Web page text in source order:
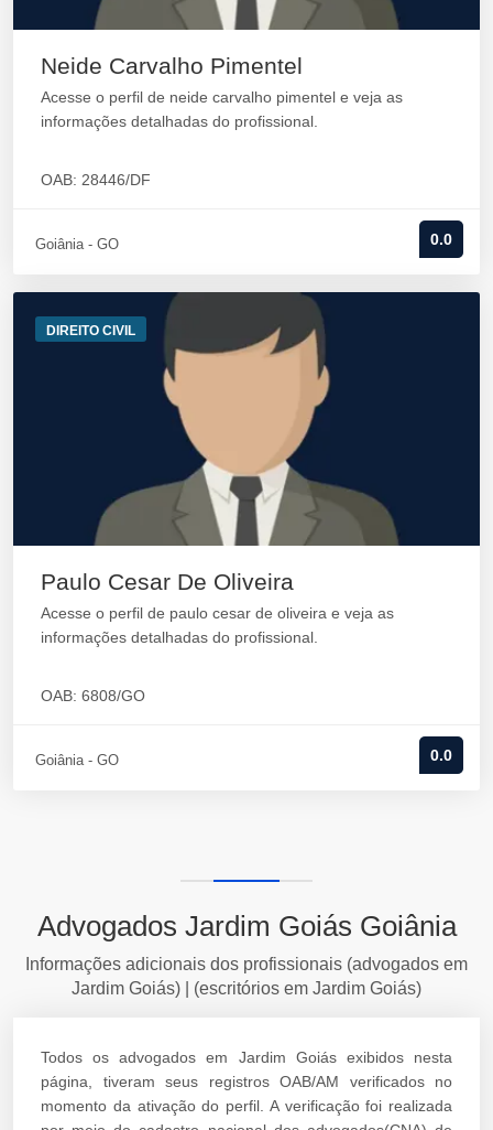
Neide Carvalho Pimentel
Acesse o perfil de neide carvalho pimentel e veja as
informações detalhadas do profissional.
OAB: 28446/DF
Goiânia - GO 0.0
DIREITO CIVIL
Paulo Cesar De Oliveira
Acesse o perfil de paulo cesar de oliveira e veja as
informações detalhadas do profissional.
OAB: 6808/GO
Goiânia - GO 0.0
Advogados Jardim Goiás Goiânia
Informações adicionais dos profissionais (advogados em
Jardim Goiás) | (escritórios em Jardim Goiás)
Todos os advogados em Jardim Goiás exibidos nesta
página, tiveram seus registros OAB/AM verificados no
momento da ativação do perfil. A verificação foi realizada